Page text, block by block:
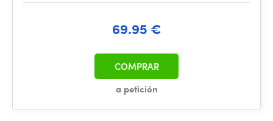
69.95 €
a petición
COMPRAR